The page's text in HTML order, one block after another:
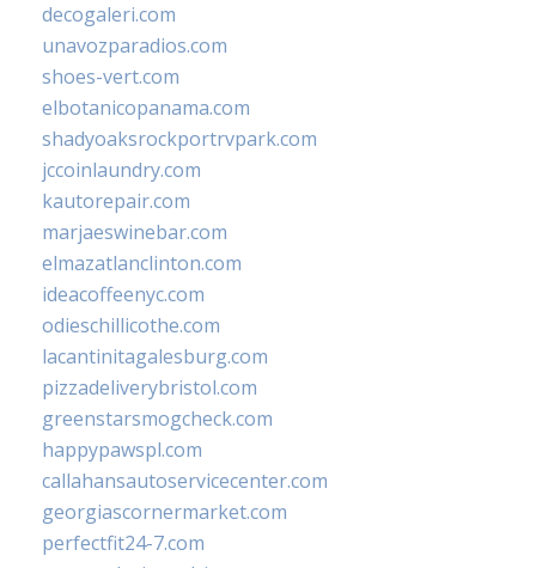
decogaleri.com
unavozparadios.com
shoes-vert.com
elbotanicopanama.com
shadyoaksrockportrvpark.com
jccoinlaundry.com
kautorepair.com
marjaeswinebar.com
elmazatlanclinton.com
ideacoffeenyc.com
odieschillicothe.com
lacantinitagalesburg.com
pizzadeliverybristol.com
greenstarsmogcheck.com
happypawspl.com
callahansautoservicecenter.com
georgiascornermarket.com
perfectfit24-7.com